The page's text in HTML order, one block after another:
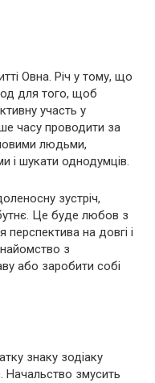
Овна. Річ у тому, що
для того, щоб
участь у
часу проводити за
людьми,
і шукати однодумців.
зустріч,
Це буде любов з
на довгі і
з
або заробити собі
знаку зодіаку
Начальство змусить